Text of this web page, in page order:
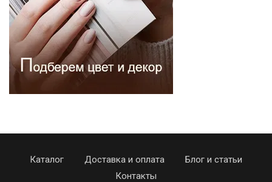
Каталог Доставка и оплата
Блог и статьи
Контакты